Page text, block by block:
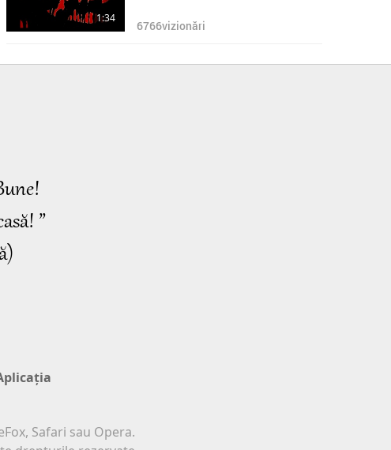
1:34
6766vizionări
”
Safari sau Opera.